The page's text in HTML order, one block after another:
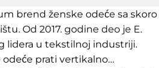
brend ženske odeće sa skoro
Od 2017. godine deo je E.
lidera u tekstilnoj industriji.
odeće prati vertikalno